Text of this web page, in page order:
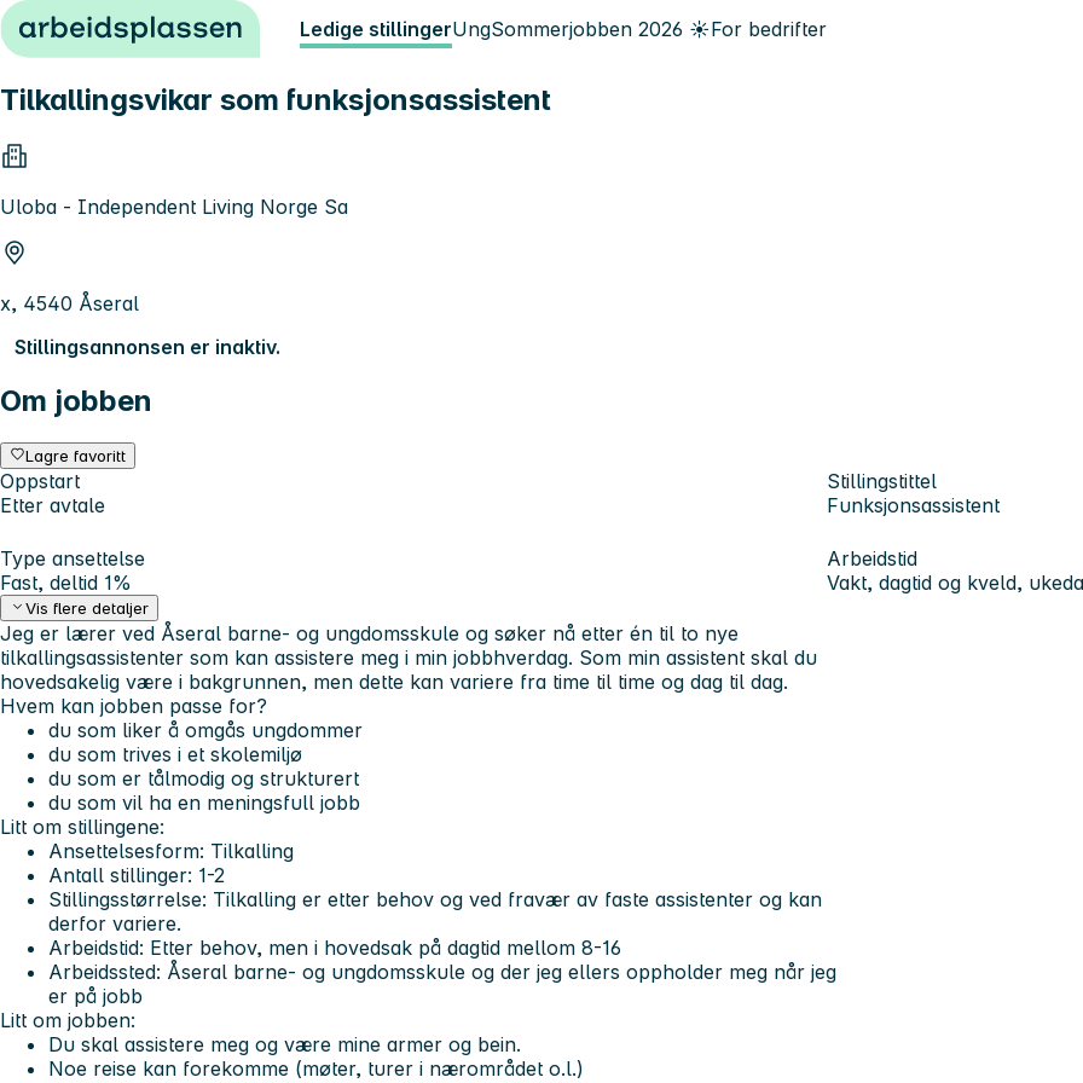
Hopp til innhold Ledige stillingerUngSommerjobben 2026 ☀️For bedrifter
Tilkallingsvikar som funksjonsassistent
Uloba - Independent Living Norge Sa
x, 4540 Åseral
Stillingsannonsen er inaktiv.
Om jobben
Lagre favoritt
Oppstart
Etter avtale
Stillingstittel
Funksjonsassistent
Type ansettelse
Fast, deltid 1%
Arbeidstid
Vakt, dagtid og kveld,
Vis flere detaljer
Jeg er lærer ved Åseral barne- og ungdomsskule og søker nå etter én til to nye
tilkallingsassistenter som kan assistere meg i min jobbhverdag. Som min assistent skal du
hovedsakelig være i bakgrunnen, men dette kan variere fra time til time og dag til dag.
Hvem kan jobben passe for?
du som liker å omgås ungdommer
du som trives i et skolemiljø
du som er tålmodig og strukturert
du som vil ha en meningsfull jobb
Litt om stillingene:
Ansettelsesform: Tilkalling
Antall stillinger: 1-2
Stillingsstørrelse: Tilkalling er etter behov og ved fravær av faste assistenter og kan
derfor variere.
Arbeidstid: Etter behov, men i hovedsak på dagtid mellom 8-16
Arbeidssted: Åseral barne- og ungdomsskule og der jeg ellers oppholder meg når jeg
er på jobb
Litt om jobben:
Du skal assistere meg og være mine armer og bein.
Noe reise kan forekomme (møter, turer i nærområdet o.l.)